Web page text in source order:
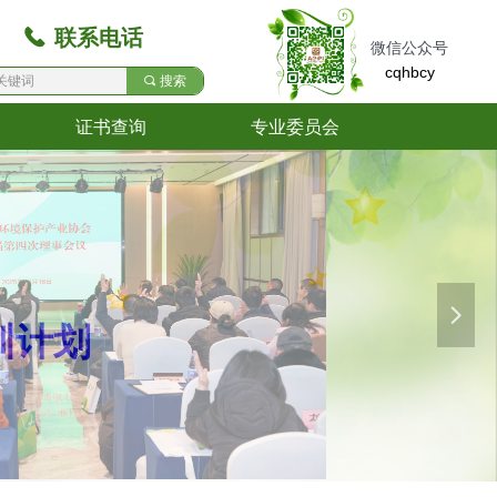
끠 搜索
끅 联系电话
微信公众号
cqhbcy
证书查询
证书查询
专业委员会
专业委员会
넲